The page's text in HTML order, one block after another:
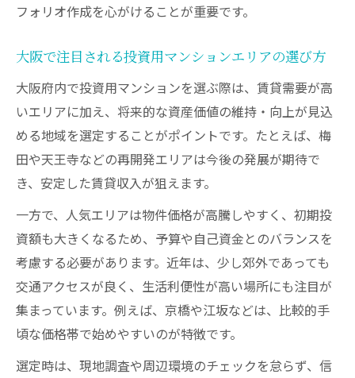
フォリオ作成を心がけることが重要です。
大阪で注目される投資用マンションエリアの選び方
大阪府内で投資用マンションを選ぶ際は、賃貸需要が高
いエリアに加え、将来的な資産価値の維持・向上が見込
める地域を選定することがポイントです。たとえば、梅
田や天王寺などの再開発エリアは今後の発展が期待で
き、安定した賃貸収入が狙えます。
一方で、人気エリアは物件価格が高騰しやすく、初期投
資額も大きくなるため、予算や自己資金とのバランスを
考慮する必要があります。近年は、少し郊外であっても
交通アクセスが良く、生活利便性が高い場所にも注目が
集まっています。例えば、京橋や江坂などは、比較的手
頃な価格帯で始めやすいのが特徴です。
選定時は、現地調査や周辺環境のチェックを怠らず、信